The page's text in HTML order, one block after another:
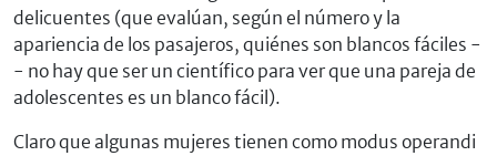
delicuentes (que evalúan, según el número y la
apariencia de los pasajeros, quiénes son blancos fáciles -
- no hay que ser un científico para ver que una pareja de
adolescentes es un blanco fácil).
Claro que algunas mujeres tienen como modus operandi